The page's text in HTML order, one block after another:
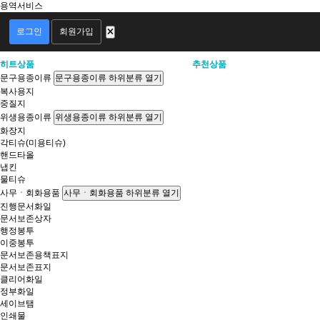
용역서비스
회
로
그
인
로그인 회원가입
히트상품 추천상품
문구용종이류 문구용종이류 하위분류 열기
복사용지
중질지
위생용종이류 위생용종이류 하위분류 열기
화장지
각티슈(미용티슈)
핸드타올
냅킨
물티슈
사무ㆍ회화용품 사무ㆍ회화용품 하위분류 열기
진행문서화일
문서보존상자
행정봉투
이중봉투
문서보존용책표지
문서보존표지
클리어화일
정부화일
세이브탬
인쇄물